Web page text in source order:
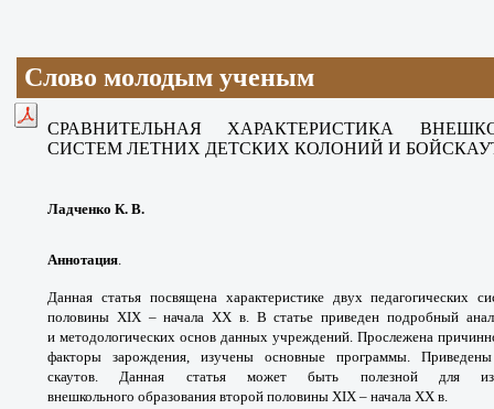
Слово молодым ученым
СРАВНИТЕЛЬНАЯ ХАРАКТЕРИСТИКА
СИСТЕМ ЛЕТНИХ ДЕТСКИХ КОЛОНИЙ И
Ладченко К. В.
Аннотация.
Данная статья посвящена характеристике двух педагогических
половины XIX – начала XX в. В статье приведен подробный
и методологических основ данных учреждений. Прослежена
факторы зарождения, изучены основные программы.
скаутов.Данная статья может быть полезной для
внешкольного образования второй половины XIX – начала XX в.